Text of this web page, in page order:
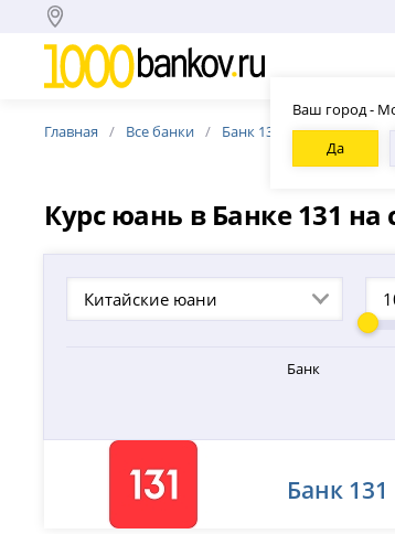
Ваш город -
Да
Главная Все банки Банк 131 Курс юань
Курс юань в Банке 131 на
Китайские юани
Банк
Банк 131